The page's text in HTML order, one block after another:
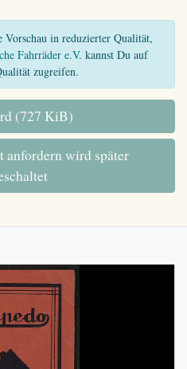
in reduzierter Qualität,
Fahrräder e.V. kannst Du auf
zugreifen.
(727 KiB)
wird später